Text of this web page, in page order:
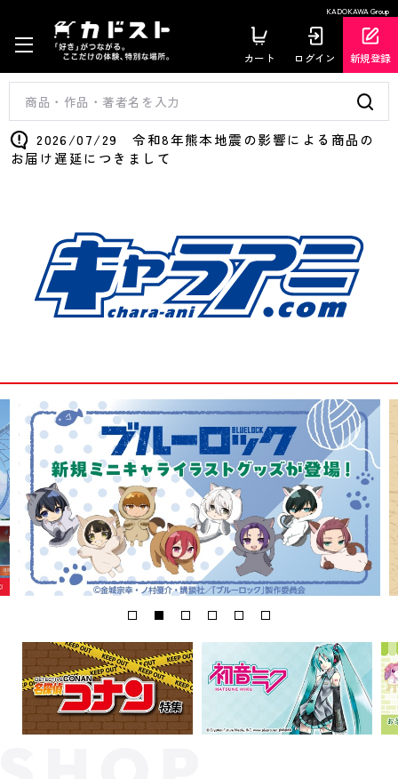
KADOKAWA Group
カート ログイン 新規登録
2026/07/29 令和8年熊本地震の影響による商品の
お届け遅延につきまして